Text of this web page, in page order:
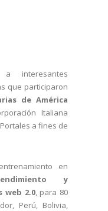
interesantes
que participaron
de América
Italiana
a fines de
en
y
web 2.0, para 80
Perú, Bolivia,